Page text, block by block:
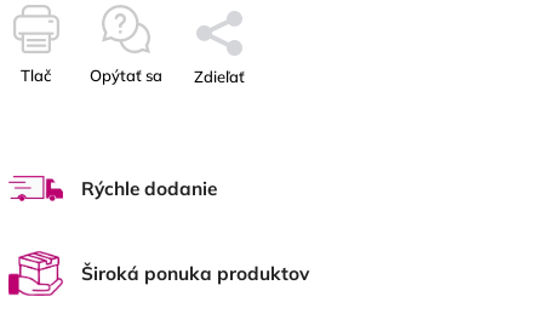
Tlač Opýtať sa Zdieľať
Rýchle dodanie
Široká ponuka produktov